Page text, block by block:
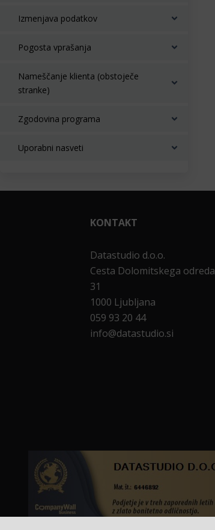
Izmenjava podatkov
Pogosta vprašanja
Nameščanje klienta (obstoječe
stranke)
Zgodovina programa
Uporabni nasveti
KONTAKT
Datastudio d.o.o.
Cesta Dolomitskega odreda
31
1000 Ljubljana
059 93 20 44
info@datastudio.si